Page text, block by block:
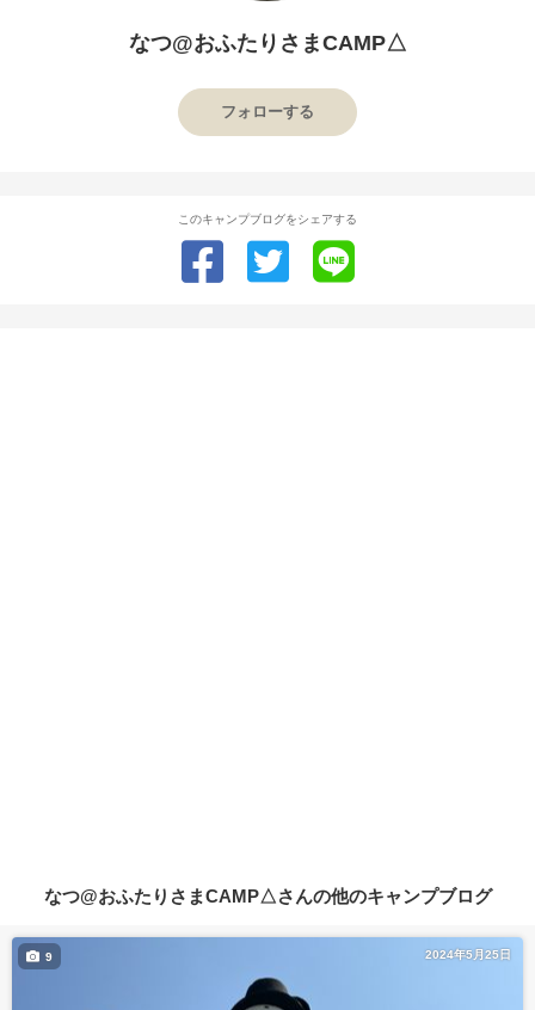
なつ@おふたりさまCAMP△
フォローする
このキャンプブログをシェアする
なつ@おふたりさまCAMP△さんの他のキャンプブログ
2024年5月25日
9